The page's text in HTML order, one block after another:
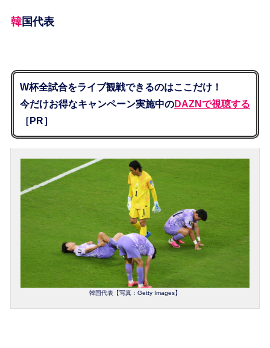
韓国代表
W杯全試合をライブ観戦できるのはここだけ！
今だけお得なキャンペーン実施中のDAZNで視聴する
［PR］
韓国代表【写真：Getty Images】